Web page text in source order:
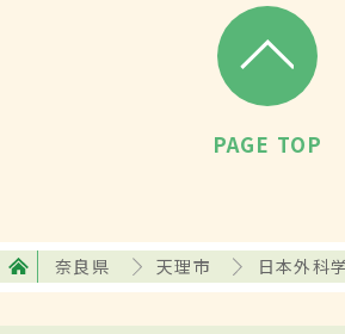
PAGE TOP
奈良県 天理市 日本外科